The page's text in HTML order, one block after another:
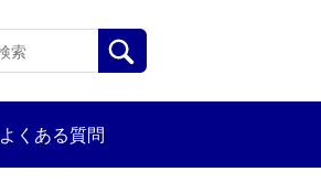
よくある質問